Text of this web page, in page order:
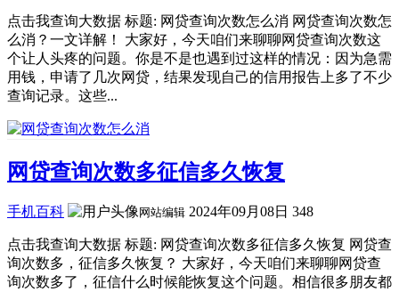
点击我查询大数据 标题: 网贷查询次数怎么消 网贷查询次数怎
么消？一文详解！ 大家好，今天咱们来聊聊网贷查询次数这
个让人头疼的问题。你是不是也遇到过这样的情况：因为急需
用钱，申请了几次网贷，结果发现自己的信用报告上多了不少
查询记录。这些...
网贷查询次数多征信多久恢复
手机百科 网站编辑 2024年09月08日 348
点击我查询大数据 标题: 网贷查询次数多征信多久恢复 网贷查
询次数多，征信多久恢复？ 大家好，今天咱们来聊聊网贷查
询次数多了，征信什么时候能恢复这个问题。相信很多朋友都